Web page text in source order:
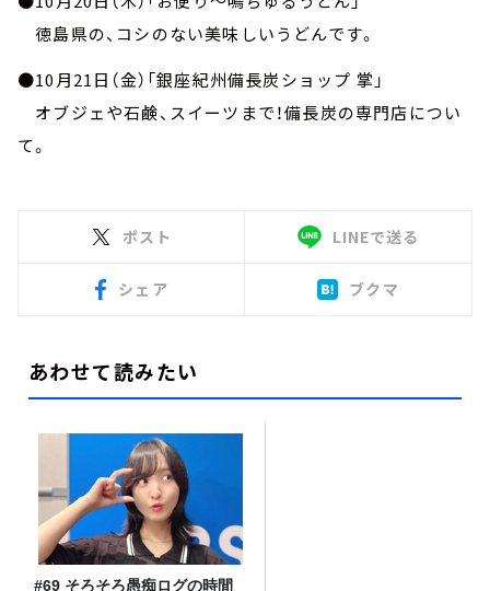
徳島県の、コシのない美味しいうどんです。
●10月21日（金）「銀座紀州備長炭ショップ 掌」
オブジェや石鹸、スイーツまで！備長炭の専門店につい
て。
ポスト LINEで送る
シェア ブクマ
あわせて読みたい
#69 そろそろ愚痴ログの時間